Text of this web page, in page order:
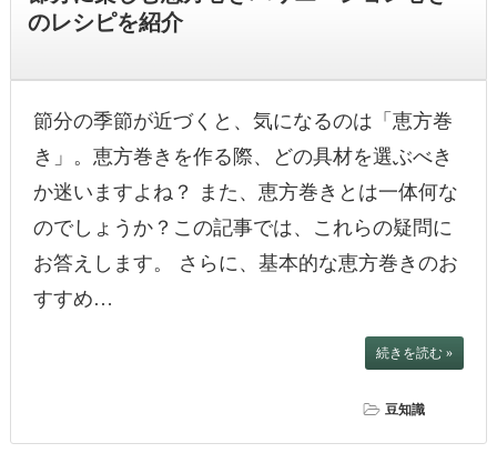
のレシピを紹介
節分の季節が近づくと、気になるのは「恵方巻
き」。恵方巻きを作る際、どの具材を選ぶべき
か迷いますよね？ また、恵方巻きとは一体何な
のでしょうか？この記事では、これらの疑問に
お答えします。 さらに、基本的な恵方巻きのお
すすめ…
続きを読む »
豆知識